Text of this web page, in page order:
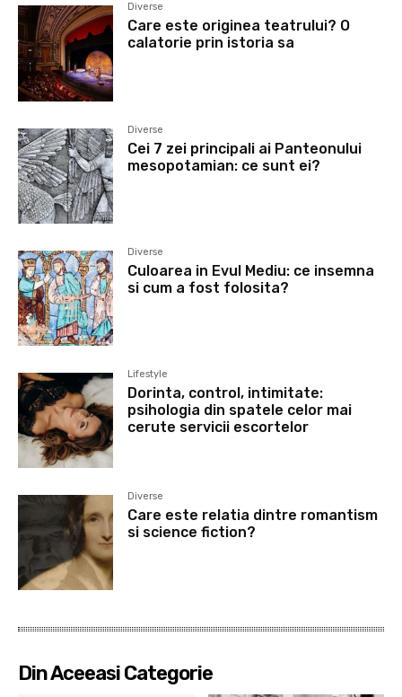
Diverse
Care este originea teatrului? O
calatorie prin istoria sa
Diverse
Cei 7 zei principali ai Panteonului
mesopotamian: ce sunt ei?
Diverse
Culoarea in Evul Mediu: ce insemna
si cum a fost folosita?
Lifestyle
Dorinta, control, intimitate:
psihologia din spatele celor mai
cerute servicii escortelor
Diverse
Care este relatia dintre romantism
si science fiction?
Din Aceeasi Categorie